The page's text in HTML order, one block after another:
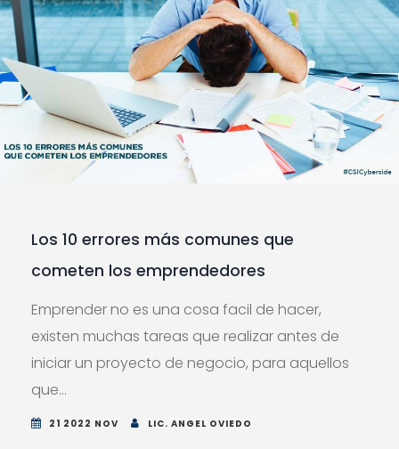
Los 10 errores más comunes que
cometen los emprendedores
Emprender no es una cosa facil de hacer,
existen muchas tareas que realizar antes de
iniciar un proyecto de negocio, para aquellos
que...
21 2022 NOV LIC. ANGEL OVIEDO